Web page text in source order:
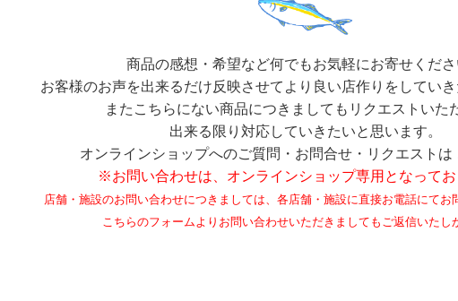
商品の感想・希望など何でもお気軽にお寄せくださ
お客様のお声を出来るだけ反映させてより良い店作りをしていき
またこちらにない商品につきましてもリクエストいた
出来る限り対応していきたいと思います。
オンラインショップへのご質問・お問合せ・リクエストは
※お問い合わせは、オンラインショップ専用となってお
店舗・施設のお問い合わせにつきましては、各店舗・施設に直接お電話にてお
こちらのフォームよりお問い合わせいただきましてもご返信いたし